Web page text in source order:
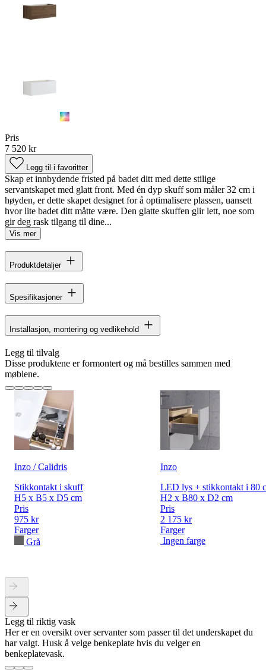
Pris
7 520 kr
Legg til i favoritter
Skap et innbydende fristed på badet ditt med dette stilige
servantskapet med glatt front. Med én dyp skuff som måler 32 cm i
høyden, er dette skapet designet for å optimalisere plassen, uansett
hvor lite badet ditt måtte være. Den glatte skuffen glir lett, noe som
gir deg rask tilgang til dine...
Vis mer
Produktdetaljer
Spesifikasjoner
Installasjon, montering og vedlikehold
Legg til tilvalg
Disse produktene er formontert og må bestilles sammen med
møblene.
Inzo / Calidris
Stikkontakt i skuff
H5 x B5 x D5 cm
Pris
975 kr
Farger
Grå
Inzo
LED lys + stikkontakt i 80
H2 x B80 x D2 cm
Pris
2 175 kr
Farger
Ingen farge
Legg til riktig vask
Her er en oversikt over servanter som passer til det underskapet du
har valgt. Husk å velge benkeplate hvis du velger en
benkeplatevask.